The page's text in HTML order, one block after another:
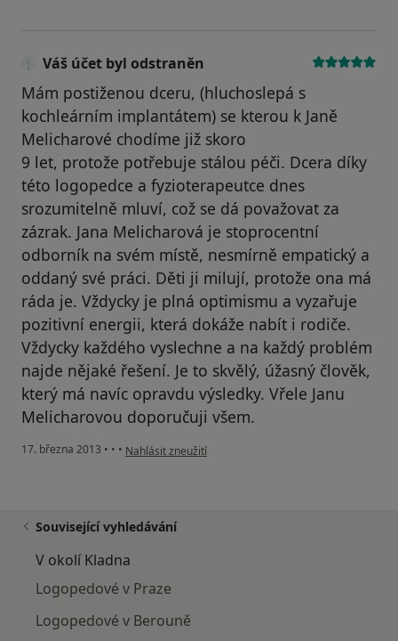
Váš účet byl odstraněn
Mám postiženou dceru, (hluchoslepá s
kochleárním implantátem) se kterou k Janě
Melicharové chodíme již skoro
9 let, protože potřebuje stálou péči. Dcera díky
této logopedce a fyzioterapeutce dnes
srozumitelně mluví, což se dá považovat za
zázrak. Jana Melicharová je stoprocentní
odborník na svém místě, nesmírně empatický a
oddaný své práci. Děti ji milují, protože ona má
ráda je. Vždycky je plná optimismu a vyzařuje
pozitivní energii, která dokáže nabít i rodiče.
Vždycky každého vyslechne a na každý problém
najde nějaké řešení. Je to skvělý, úžasný člověk,
který má navíc opravdu výsledky. Vřele Janu
Melicharovou doporučuji všem.
17. března 2013 • • • podle názoru uživatele Váš účet byl odstraněn
Nahlásit zneužití
Související vyhledávání
V okolí Kladna
Logopedové v Praze
Logopedové v Berouně